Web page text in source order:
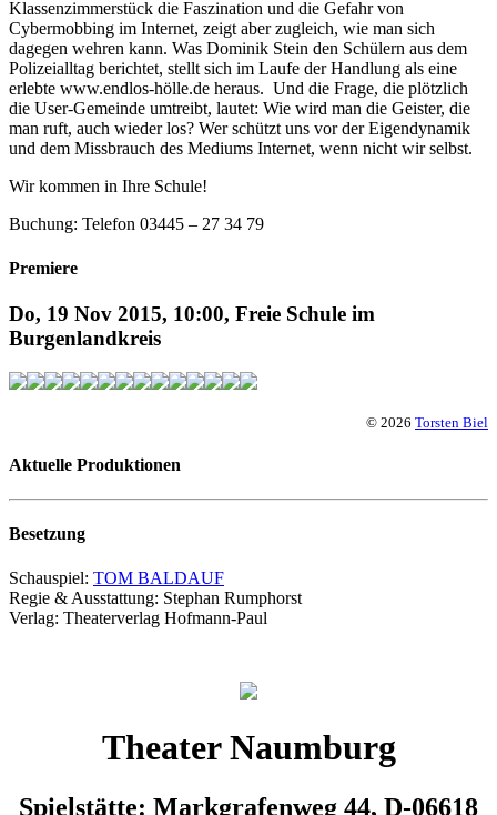
Klassenzimmerstück die Faszination und die Gefahr von
Cybermobbing im Internet, zeigt aber zugleich, wie man sich
dagegen wehren kann. Was Dominik Stein den Schülern aus dem
Polizeialltag berichtet, stellt sich im Laufe der Handlung als eine
erlebte www.endlos-hölle.de heraus. Und die Frage, die plötzlich
die User-Gemeinde umtreibt, lautet: Wie wird man die Geister, die
man ruft, auch wieder los? Wer schützt uns vor der Eigendynamik
und dem Missbrauch des Mediums Internet, wenn nicht wir selbst.
Wir kommen in Ihre Schule!
Buchung: Telefon 03445 – 27 34 79
Premiere
Do, 19 Nov 2015, 10:00, Freie Schule im
Burgenlandkreis
© 2026 Torsten Biel
Aktuelle Produktionen
Besetzung
Schauspiel: TOM BALDAUF
Regie & Ausstattung: Stephan Rumphorst
Verlag: Theaterverlag Hofmann-Paul
Theater Naumburg
Spielstätte: Markgrafenweg 44, D-06618